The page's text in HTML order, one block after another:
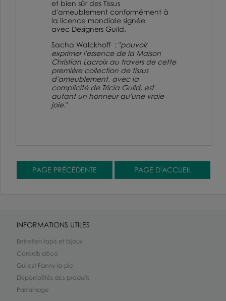
et bien sûr des Tissus
d'ameublement conformément à
la licence mondiale signée
avec Designers Guild.
Sacha Walckhoff : "pouvoir
exprimer l'essence de la Maison
Christian Lacroix au travers de cette
première collection de tissus
d'ameublement, avec la
complicité de Tricia Guild, est
autant un honneur qu'une vraie
joie."
INFORMATIONS UTILES
Entretien tapis et bijoux
Conseils déco
Qui est Fanny-la-pie
Disponibilités des produits
Parrainage